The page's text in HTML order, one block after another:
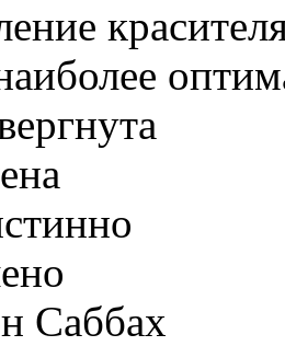
Саббах